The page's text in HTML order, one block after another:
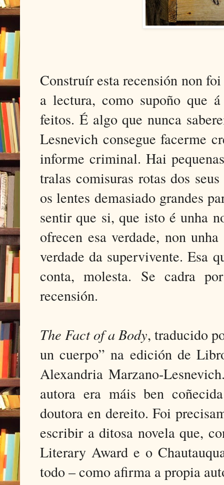
Construír esta recensión non
a lectura, como supoño que
feitos. É algo que nunca
Lesnevich consegue facerme
informe criminal. Hai
tralas comisuras rotas dos
os lentes demasiado grandes
sentir que si, que isto é unha
ofrecen esa verdade, non
verdade da supervivente. Esa
conta, molesta. Se cadra
recensión.
The Fact of a Body, traducido
un cuerpo” na edición de
Alexandria Marzano-
autora era máis ben
doutora en dereito. Foi
escribir a ditosa novela que,
Literary Award e o
todo – como afirma a propia